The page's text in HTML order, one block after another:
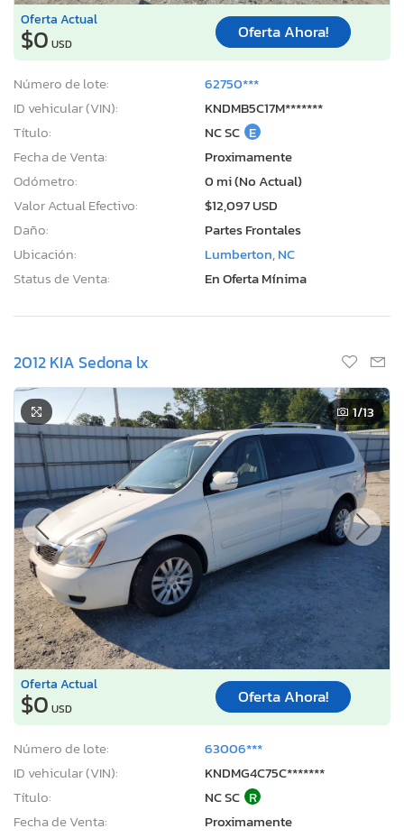
Oferta Actual
$0 USD
Oferta Ahora!
Número de lote:
62750***
ID vehicular (VIN):
KNDMB5C17M*******
Título:
NC SC E
Fecha de Venta:
Proximamente
Odómetro:
0 mi (No Actual)
Valor Actual Efectivo:
$12,097 USD
Daño:
Partes Frontales
Ubicación:
Lumberton, NC
Status de Venta:
En Oferta Mínima
2012 KIA Sedona lx
1/13
Oferta Actual
$0 USD
Oferta Ahora!
Número de lote:
63006***
ID vehicular (VIN):
KNDMG4C75C*******
Título:
NC SC R
Fecha de Venta:
Proximamente